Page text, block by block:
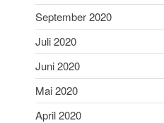
September 2020
Juli 2020
Juni 2020
Mai 2020
April 2020